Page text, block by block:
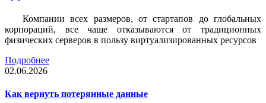
Компании всех размеров, от стартапов до глобальных
корпораций, все чаще отказываются от традиционных
физических серверов в пользу виртуализированных ресурсов
Подробнее
02.06.2026
Как вернуть потерянные данные